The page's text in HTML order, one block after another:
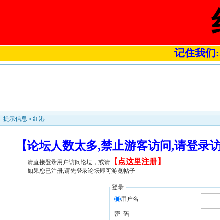
记住我们
提示信息 » 红港
【论坛人数太多,禁止游客访问,请登
请直接登录用户访问论坛，或请 【 点这里注册】
如果您已注册,请先登录论坛即可游览帖子
登录
用户名
密 码